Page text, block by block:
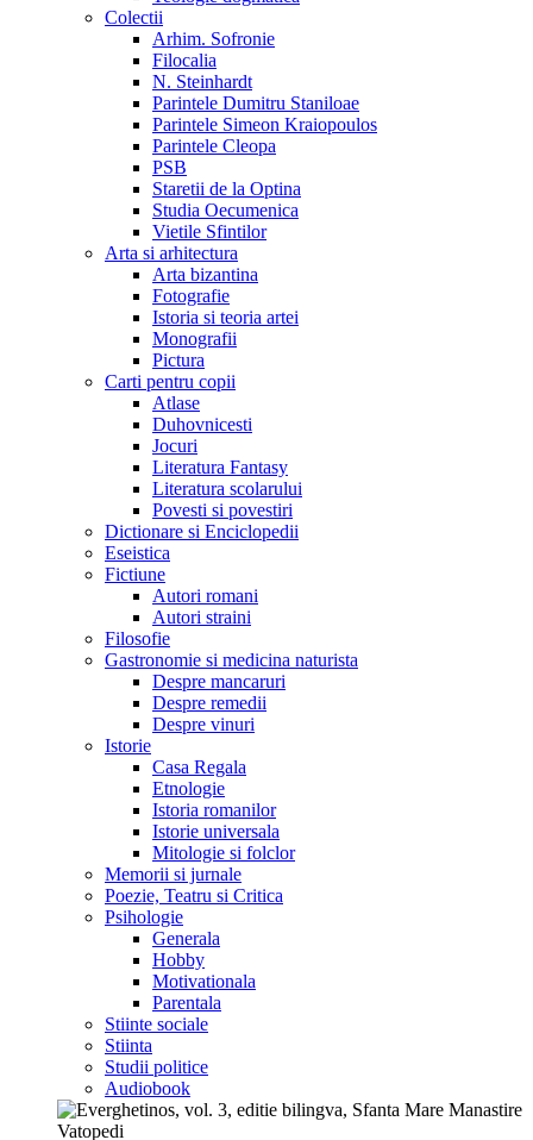
Colectii
Arhim. Sofronie
Filocalia
N. Steinhardt
Parintele Dumitru Staniloae
Parintele Simeon Kraiopoulos
Parintele Cleopa
PSB
Staretii de la Optina
Studia Oecumenica
Vietile Sfintilor
Arta si arhitectura
Arta bizantina
Fotografie
Istoria si teoria artei
Monografii
Pictura
Carti pentru copii
Atlase
Duhovnicesti
Jocuri
Literatura Fantasy
Literatura scolarului
Povesti si povestiri
Dictionare si Enciclopedii
Eseistica
Fictiune
Autori romani
Autori straini
Filosofie
Gastronomie si medicina naturista
Despre mancaruri
Despre remedii
Despre vinuri
Istorie
Casa Regala
Etnologie
Istoria romanilor
Istorie universala
Mitologie si folclor
Memorii si jurnale
Poezie, Teatru si Critica
Psihologie
Generala
Hobby
Motivationala
Parentala
Stiinte sociale
Stiinta
Studii politice
Audiobook